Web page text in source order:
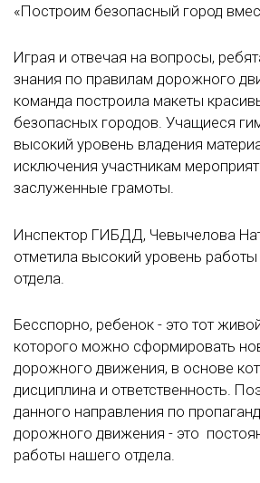
«Построим безопасный город
Играя и отвечая на вопросы,
знания по правилам дорожного
команда построила макеты
безопасных городов. Учащиеся
высокий уровень владения
исключения участникам
заслуженные грамоты.
Инспектор ГИБДД, Чевычелова
отметила высокий уровень работы
отдела.
Бесспорно, ребенок - это тот
которого можно сформировать
дорожного движения, в основе
дисциплина и ответственность.
данного направления по
дорожного движения - это
работы нашего отдела.